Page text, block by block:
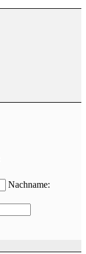
Nachname: